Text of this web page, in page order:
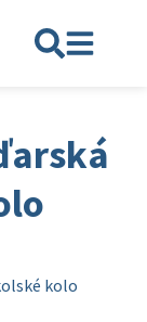
kolo